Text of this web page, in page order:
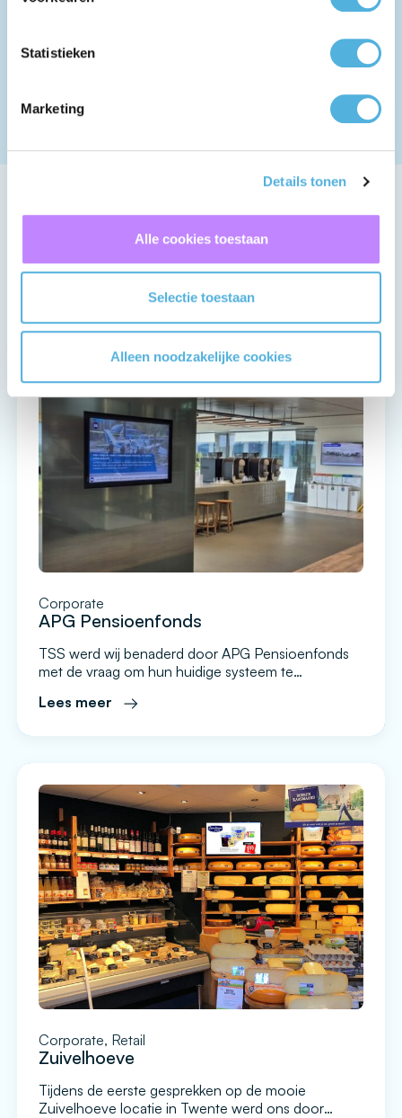
Statistieken
Marketing
Details tonen
Alle cookies toestaan
Selectie toestaan
Alleen noodzakelijke cookies
Neem contact op met ons op.
+31 (0) 182 555000
Blijf op de hoogte
Gerelateerde
projecten
projecten
Corporate
APG Pensioenfonds
TSS werd wij benaderd door APG Pensioenfonds
met de vraag om hun huidige systeem te
over de mogelijkheden en functionaliteiten van hun
Lees meer
Corporate, Retail
Zuivelhoeve
Tijdens de eerste gesprekken op de mooie
Zuivelhoeve locatie in Twente werd ons door